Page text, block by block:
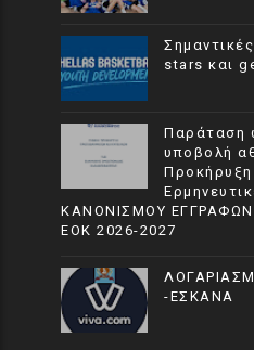
stars και
Παράταση
υποβολή
Προκήρυξη
ΚΑΝΟΝΙΣΜΟΥ
ΕΟΚ 2026-2027
-ΕΣΚΑΝΑ